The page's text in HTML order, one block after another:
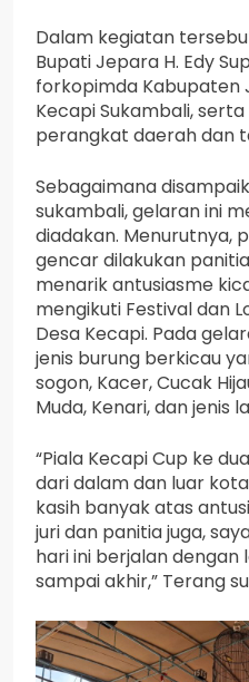
Dalam kegiatan
Bupati Jepara H. Edy
forkopimda Kabupaten
Kecapi Sukambali,
perangkat daerah dan
Sebagaimana
sukambali, gelaran ini
diadakan. Menurutnya,
gencar dilakukan
menarik antusiasme
mengikuti Festival dan
Desa Kecapi. Pada
jenis burung berkicau
sogon, Kacer, Cucak
Muda, Kenari, dan jenis
“Piala Kecapi Cup ke
dari dalam dan luar
kasih banyak atas
juri dan panitia juga,
hari ini berjalan dengan
sampai akhir,” Terang